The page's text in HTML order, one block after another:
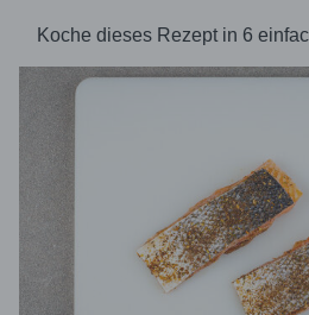
Koche dieses Rezept in 6